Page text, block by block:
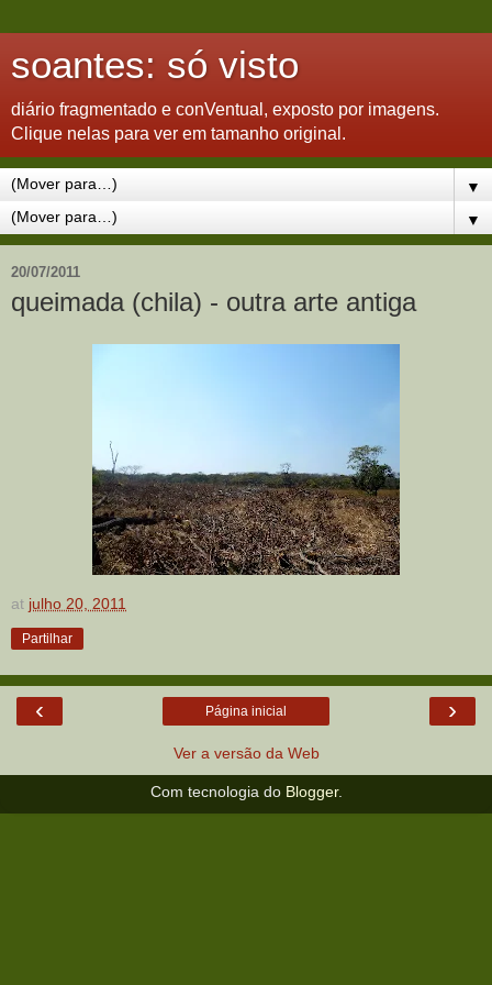
soantes: só visto
diário fragmentado e conVentual, exposto por imagens.
Clique nelas para ver em tamanho original.
▼
▼
20/07/2011
queimada (chila) - outra arte antiga
at julho 20, 2011
Partilhar
‹ ›
Página inicial
Ver a versão da Web
Com tecnologia do Blogger.